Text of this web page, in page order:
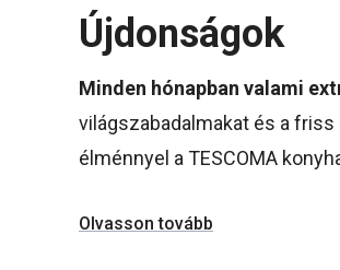
Újdonságok
Minden hónapban valami
világszabadalmakat és a
élménnyel a TESCOMA
Olvasson tovább